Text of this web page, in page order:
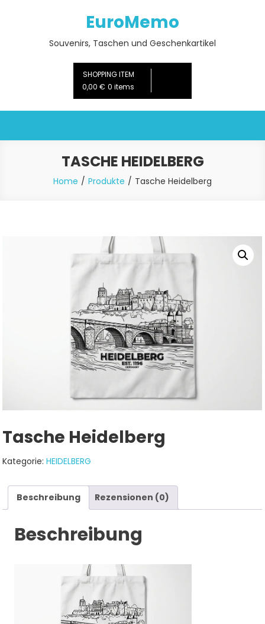
EuroMemo
Souvenirs, Taschen und Geschenkartikel
SHOPPING ITEM
0,00 € 0 items
TASCHE HEIDELBERG
Home Produkte Tasche Heidelberg
Tasche Heidelberg
Kategorie:HEIDELBERG
Beschreibung Rezensionen (0)
Beschreibung